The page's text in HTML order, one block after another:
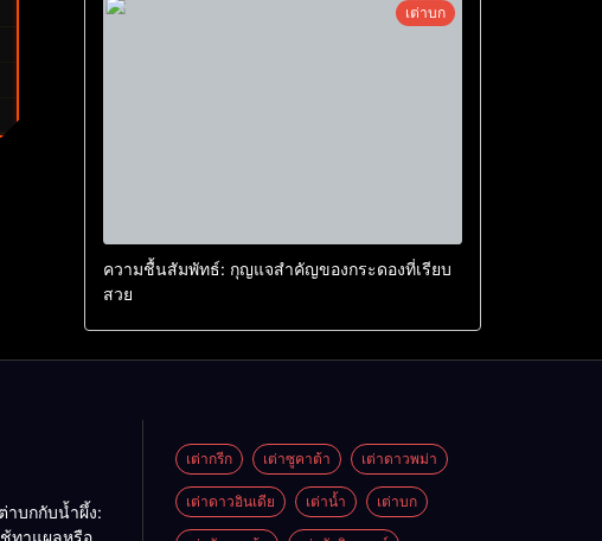
เต่าบก
ความชื้นสัมพัทธ์: กุญแจสำคัญของกระดองที่เรียบ
สวย
าบกกับน้ำผึ้ง:
เต่ากรีก เต่าซูคาต้า เต่าดาวพม่า
เต่าดาวอินเดีย เต่าน้ำ เต่าบก